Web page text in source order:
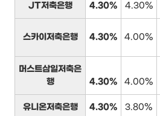
JT저축은행 4.30% 4.30%
스카이저축은행 4.30% 4.00%
머스트삼일저축은
행
4.30% 4.00%
유니온저축은행 4.30% 3.80%